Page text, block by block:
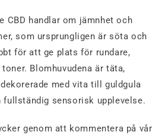
CBD handlar om jämnhet och
som ursprungligen är söta och
för att ge plats för rundare,
Blomhuvudena är täta,
med vita till guldgula
fullständig sensorisk upplevelse.
genom att kommentera på vår